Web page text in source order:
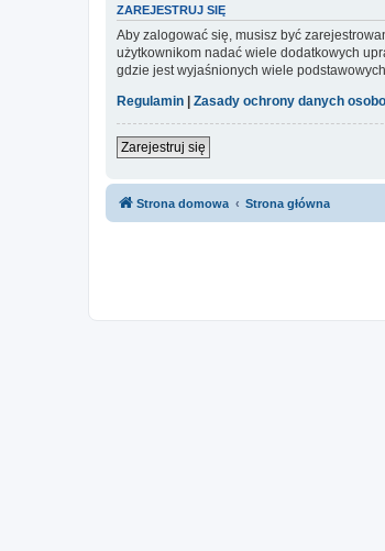
ZAREJESTRUJ SIĘ
Aby zalogować się, musisz być
użytkownikom nadać wiele dodatkowych
gdzie jest wyjaśnionych wiele
Regulamin
Zasady ochrony danych
Zarejestruj się
Strona domowa Strona główna